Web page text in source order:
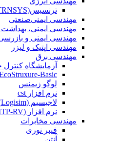
ترنسیس(TRNSYS)
مهندسی ایمنی‌صنعتی
مهندسی ایمنی،
مهندسی ایمنی‌ و‌
مهندسی اپتیک و لیزر
مهندسی برق
آزمایشگاه
Basic
لوگو زیمنس
نرم افزار cst
لاجیسیم (Logisim)
نرم افزار (EMTP-RV)
مهندسی مخابرات
فیبر نوری
آنتن